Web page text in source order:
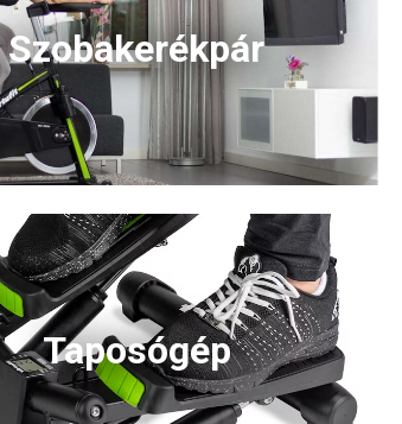
Szobakerékpár
Taposógép